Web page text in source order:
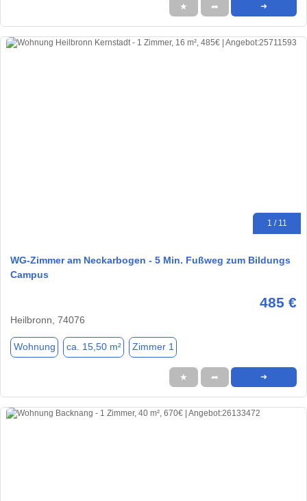
★ ➦ ➜
1 / 11
WG-Zimmer am Neckarbogen - 5 Min. Fußweg zum Bildungs
Campus
485 €
Heilbronn, 74076
Wohnung ca. 15,50 m² Zimmer 1
★ ➦ ➜